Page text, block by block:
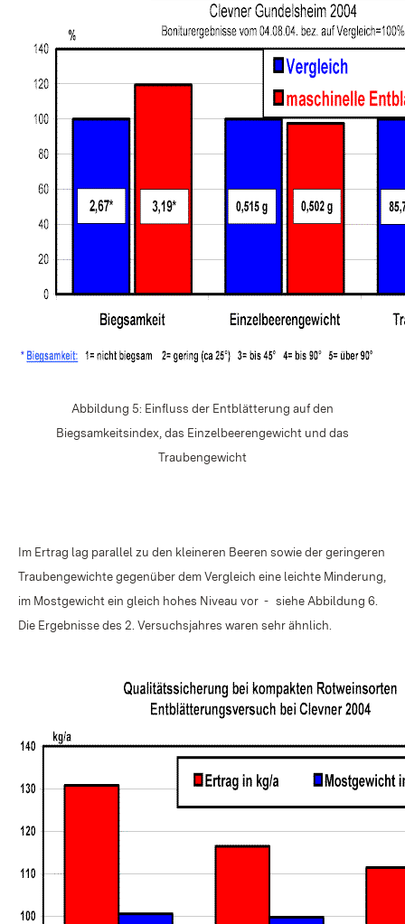
Abbildung 5: Einfluss der Entblätterung auf den
Biegsamkeitsindex, das Einzelbeerengewicht und das
Traubengewicht
Im Ertrag lag parallel zu den kleineren Beeren sowie der geringeren
Traubengewichte gegenüber dem Vergleich eine leichte Minderung,
im Mostgewicht ein gleich hohes Niveau vor - siehe Abbildung 6.
Die Ergebnisse des 2. Versuchsjahres waren sehr ähnlich.